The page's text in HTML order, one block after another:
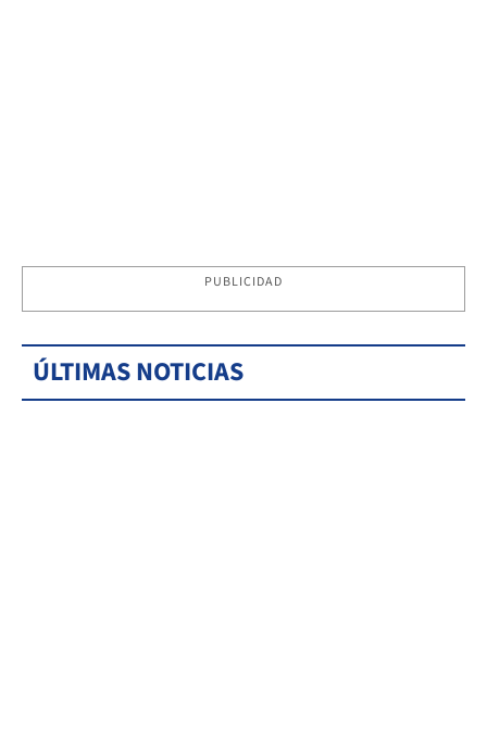
PUBLICIDAD
ÚLTIMAS NOTICIAS